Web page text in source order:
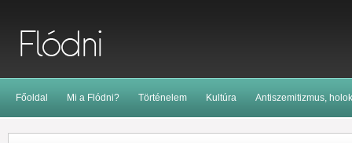
Főoldal Mi a Flódni? Történelem Kultúra Antiszemitizmus,